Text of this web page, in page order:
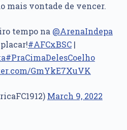
mais vontade de vencer.
tempo na @ArenaIndepa
#AFCxBSC|
#PraCimaDelesCoelho
GmYkE7XuVK
March 9, 2022